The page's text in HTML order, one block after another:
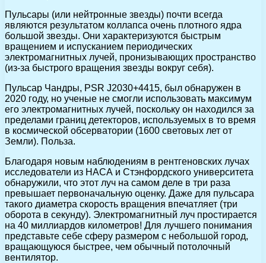
Пульсары (или нейтронные звезды) почти всегда
являются результатом коллапса очень плотного ядра
большой звезды. Они характеризуются быстрым
вращением и испусканием периодических
электромагнитных лучей, пронизывающих пространство
(из-за быстрого вращения звезды вокруг себя).
Пульсар Чандры, PSR J2030+4415, был обнаружен в
2020 году, но ученые не смогли использовать максимум
его электромагнитных лучей, поскольку он находился за
пределами границ детекторов, используемых в то время
в космической обсерватории (1600 световых лет от
Земли). Польза.
Благодаря новым наблюдениям в рентгеновских лучах
исследователи из НАСА и Стэнфордского университета
обнаружили, что этот луч на самом деле в три раза
превышает первоначальную оценку. Даже для пульсара
такого диаметра скорость вращения впечатляет (три
оборота в секунду). Электромагнитный луч простирается
на 40 миллиардов километров! Для лучшего понимания
представьте себе сферу размером с небольшой город,
вращающуюся быстрее, чем обычный потолочный
вентилятор.